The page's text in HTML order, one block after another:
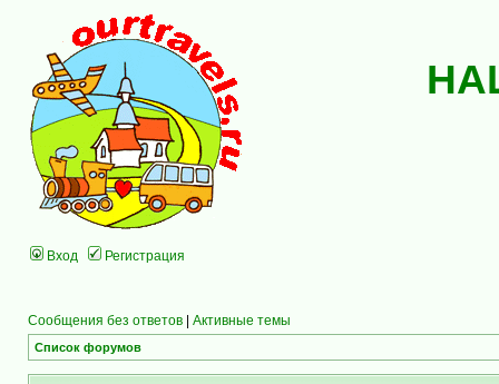
Вход Регистрация
Сообщения без ответов | Активные темы
Список форумов